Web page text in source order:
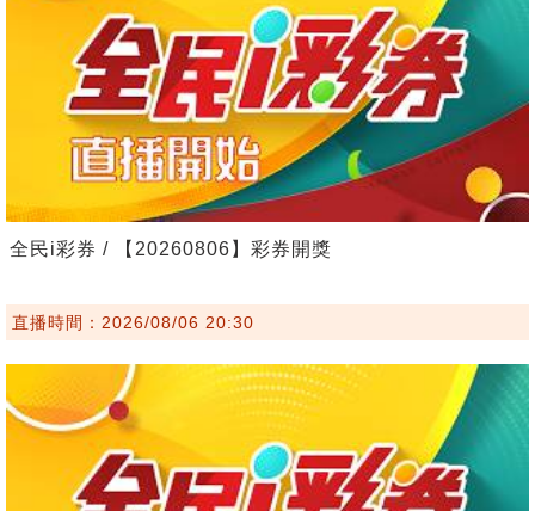
全民i彩券 / 【20260806】彩券開獎
直播時間：2026/08/06 20:30